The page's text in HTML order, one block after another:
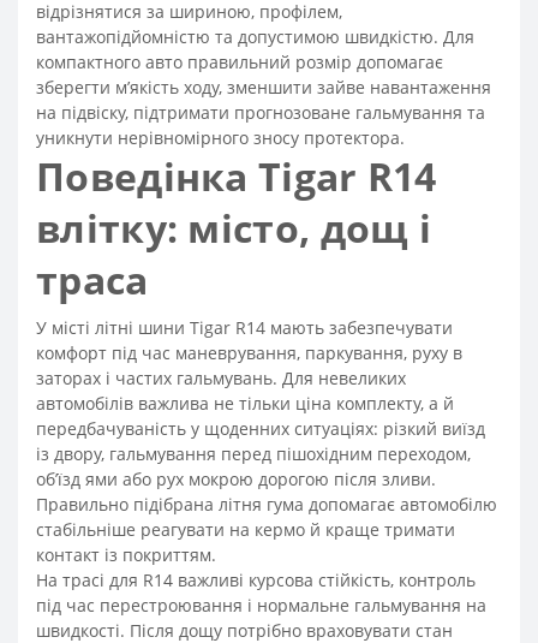
відрізнятися за шириною, профілем,
вантажопідйомністю та допустимою швидкістю. Для
компактного авто правильний розмір допомагає
зберегти м’якість ходу, зменшити зайве навантаження
на підвіску, підтримати прогнозоване гальмування та
уникнути нерівномірного зносу протектора.
Поведінка Tigar R14
влітку: місто, дощ і
траса
У місті літні шини Tigar R14 мають забезпечувати
комфорт під час маневрування, паркування, руху в
заторах і частих гальмувань. Для невеликих
автомобілів важлива не тільки ціна комплекту, а й
передбачуваність у щоденних ситуаціях: різкий виїзд
із двору, гальмування перед пішохідним переходом,
об’їзд ями або рух мокрою дорогою після зливи.
Правильно підібрана літня гума допомагає автомобілю
стабільніше реагувати на кермо й краще тримати
контакт із покриттям.
На трасі для R14 важливі курсова стійкість, контроль
під час перестроювання і нормальне гальмування на
швидкості. Після дощу потрібно враховувати стан